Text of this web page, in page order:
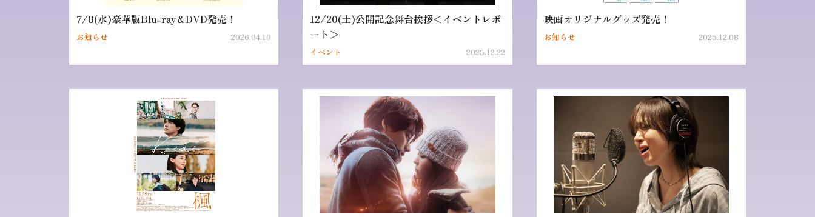
7/8(水)豪華版Blu-ray＆DVD発売！
お知らせ 2026.04.10
12/20(土)公開記念舞台挨拶＜イベントレポ
ート＞
イベント 2025.12.22
映画オリジナルグッズ発売！
お知らせ 2025.12.08